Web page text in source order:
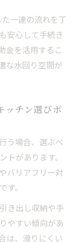
な水回りへ
効率よく進め
補助金活用
リフォーム
補助金活用法
リフォーム
一連の流れを丁
安心して手続き
金を活用するこ
な水回り空間が
ッチン選びポ
う場合、選ぶべ
トがあります。
バリアフリー対
。
き出し収納や手
やすい傾向があ
は、滑りにくい